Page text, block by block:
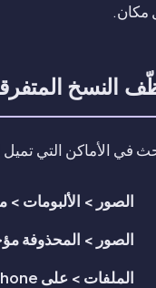
مكان.
النسخ
في الأماكن التي تميل
الصور > الألبومات >
الصور > المحذوفة
الملفات > على iPhone هذا